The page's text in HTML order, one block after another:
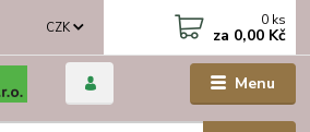
Menu
CZK 0 ks
za 0,00 Kč